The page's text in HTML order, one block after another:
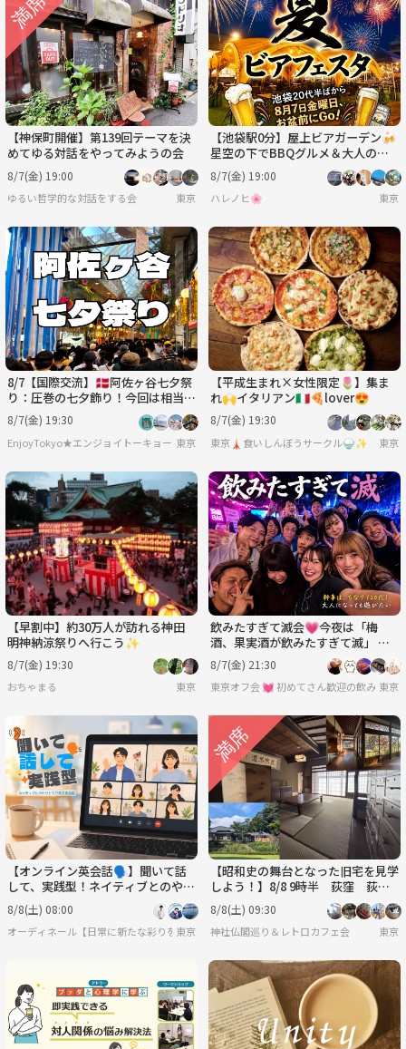
【神保町開催】第139回テーマを決
めてゆる対話をやってみようの会
8/7(金) 19:00
ゆるい哲学的な対話をする会 東京
【池袋駅0分】屋上ビアガーデン🍻
星空の下でBBQグルメ＆大人の遊
びでワイワイ楽しもう！【20代後
半〜50代前半】
8/7(金) 19:00
ハレノヒ🌸 東京
8/7【国際交流】🇩🇰阿佐ヶ谷七夕祭
り：圧巻の七夕飾り！今回は相当国
際交流。【あと2名】
8/7(金) 19:30
EnjoyTokyo★エンジョイトーキョー 〜気持ちだけでも国際派〜
東京
【平成生まれ×女性限定🌷】集ま
れ🙌イタリアン🇮🇹🍕lover😍
8/7(金) 19:30
東京🗼食いしんぼうサークル🍚✨ 東京
【早割中】約30万人が訪れる神田
明神納涼祭りへ行こう✨
8/7(金) 19:30
おちゃまる 東京
飲みたすぎて滅会💗今夜は「梅
酒、果実酒が飲みたすぎて滅」 🍺
男女年齢地位関係なくフラットに
💞
8/7(金) 21:30
東京オフ会 💓 初めてさん歓迎の飲み会で
東京
【オンライン英会話🗣️】聞いて話
して、実践型！ネイティブとのやり
とりで学ぶ英会話🌿
8/8(土) 08:00
オーディネール【日常に新たな彩りを/20代後半〜30代中心(40代少々)の集い】
東京
【昭和史の舞台となった旧宅を見学
しよう！】8/8 9時半 荻窪 荻外
荘 【常連の方参加費還元】
8/8(土) 09:30
神社仏閣巡り＆レトロカフェ会 東京